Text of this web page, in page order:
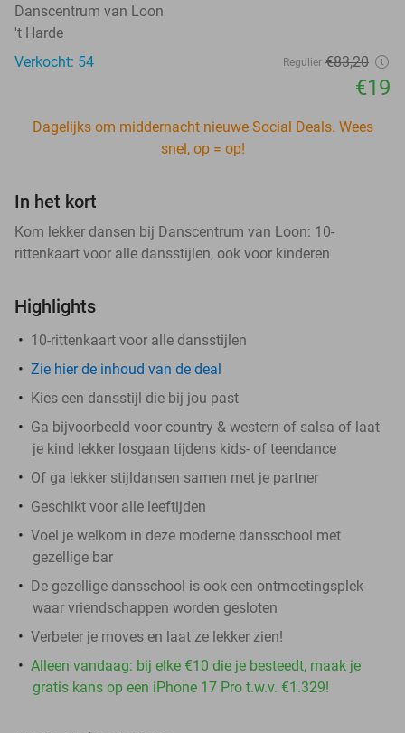
Danscentrum van Loon
't Harde
Verkocht: 54
Regulier €83,20
€19
Dagelijks om middernacht nieuwe Social Deals. Wees
snel, op = op!
In het kort
Kom lekker dansen bij Danscentrum van Loon: 10-
rittenkaart voor alle dansstijlen, ook voor kinderen
Highlights
10-rittenkaart voor alle dansstijlen
Zie hier de inhoud van de deal
Kies een dansstijl die bij jou past
Ga bijvoorbeeld voor country & western of salsa of laat
je kind lekker losgaan tijdens kids- of teendance
Of ga lekker stijldansen samen met je partner
Geschikt voor alle leeftijden
Voel je welkom in deze moderne dansschool met
gezellige bar
De gezellige dansschool is ook een ontmoetingsplek
waar vriendschappen worden gesloten
Verbeter je moves en laat ze lekker zien!
Alleen vandaag: bij elke €10 die je besteedt, maak je
gratis kans op een iPhone 17 Pro t.w.v. €1.329!